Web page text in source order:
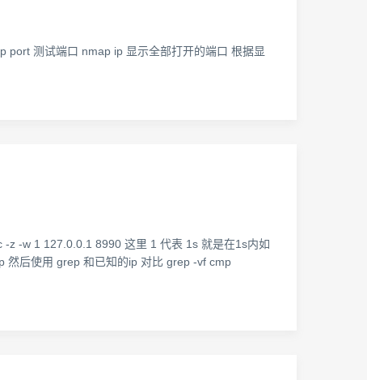
port 测试端口 nmap ip 显示全部打开的端口 根据显
z -w 1 127.0.0.1 8990 这里 1 代表 1s 就是在1s内如
然后使用 grep 和已知的ip 对比 grep -vf cmp